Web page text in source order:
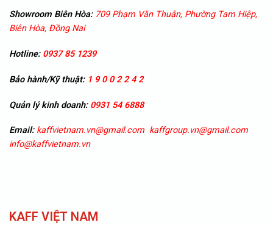
Showroom Biên Hòa: 709 Phạm Văn Thuận, Phường Tam Hiệp,
Biên Hòa, Đồng Nai
Hotline:0937 85 1239
Bảo hành/Kỹ thuật: 1 9 0 0 2 2 4 2
Quản lý kinh doanh:0931 54 6888
Email: kaffvietnam.vn@gmail.com kaffgroup.vn@gmail.com
info@kaffvietnam.vn
KAFF VIỆT NAM